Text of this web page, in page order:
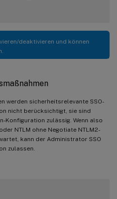
deaktivieren und können
werden sicherheitsrelevante SSO-
nicht berücksichtigt, sie sind
Konfiguration zulässig. Wenn also
NTLM ohne Negotiate NTLM2-
kann der Administrator SSO
zulassen.